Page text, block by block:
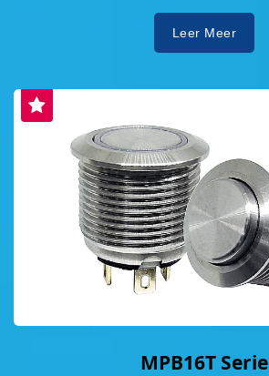
Leer Meer
MPB16T Serie